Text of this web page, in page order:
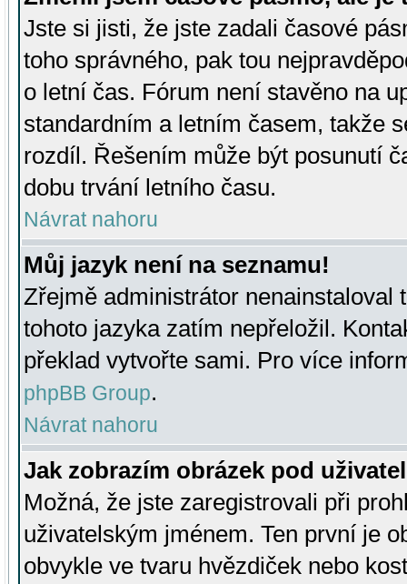
Jste si jisti, že jste zadali časové
toho správného, pak tou
o letní čas. Fórum není stavěno na
standardním a letním časem, takže
rozdíl. Řešením může být posunutí
dobu trvání letního času.
Návrat nahoru
Můj jazyk není na seznamu!
Zřejmě administrátor nenainstaloval
tohoto jazyka zatím nepřeložil.
překlad vytvořte sami. Pro více
phpBB Group.
Návrat nahoru
Jak zobrazím obrázek pod
Možná, že jste zaregistrovali při
uživatelským jménem. Ten první je
obvykle ve tvaru hvězdiček nebo